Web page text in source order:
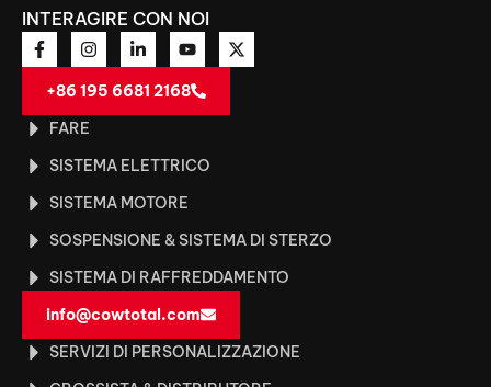
INTERAGIRE CON NOI
+86 195 6681 2168
FARE
SISTEMA ELETTRICO
SISTEMA MOTORE
SOSPENSIONE & SISTEMA DI STERZO
SISTEMA DI RAFFREDDAMENTO
info@cowtotal.com
SERVIZI DI PERSONALIZZAZIONE